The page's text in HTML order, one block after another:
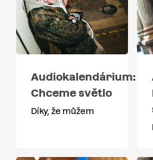
Audiokalendárium:
Chceme světlo
Díky, že můžem